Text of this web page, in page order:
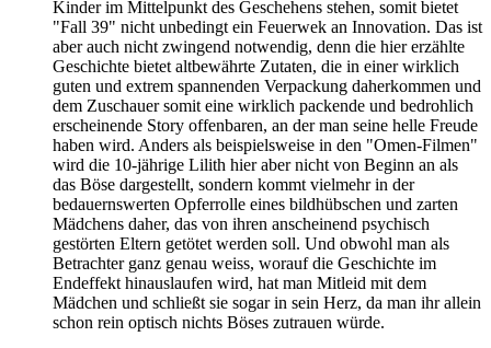
Kinder im Mittelpunkt des Geschehens stehen, somit bietet
"Fall 39" nicht unbedingt ein Feuerwek an Innovation. Das ist
aber auch nicht zwingend notwendig, denn die hier erzählte
Geschichte bietet altbewährte Zutaten, die in einer wirklich
guten und extrem spannenden Verpackung daherkommen und
dem Zuschauer somit eine wirklich packende und bedrohlich
erscheinende Story offenbaren, an der man seine helle Freude
haben wird. Anders als beispielsweise in den "Omen-Filmen"
wird die 10-jährige Lilith hier aber nicht von Beginn an als
das Böse dargestellt, sondern kommt vielmehr in der
bedauernswerten Opferrolle eines bildhübschen und zarten
Mädchens daher, das von ihren anscheinend psychisch
gestörten Eltern getötet werden soll. Und obwohl man als
Betrachter ganz genau weiss, worauf die Geschichte im
Endeffekt hinauslaufen wird, hat man Mitleid mit dem
Mädchen und schließt sie sogar in sein Herz, da man ihr allein
schon rein optisch nichts Böses zutrauen würde.